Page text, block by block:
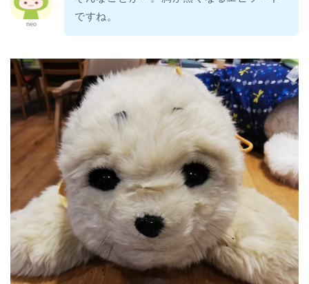
neo
ですね。